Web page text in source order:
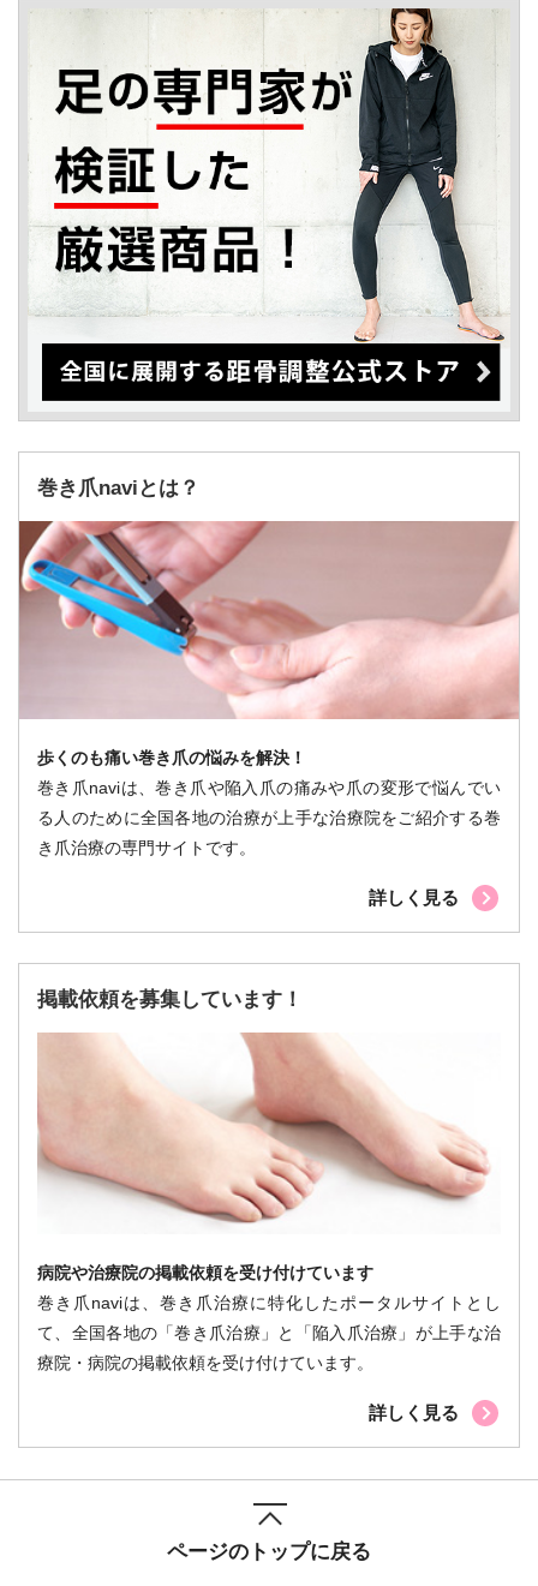
巻き爪naviとは？
歩くのも痛い巻き爪の悩みを解決！
巻き爪naviは、巻き爪や陥入爪の痛みや爪の変形で悩んでい
る人のために全国各地の治療が上手な治療院をご紹介する巻
き爪治療の専門サイトです。
詳しく見る
掲載依頼を募集しています！
病院や治療院の掲載依頼を受け付けています
巻き爪naviは、巻き爪治療に特化したポータルサイトとし
て、全国各地の「巻き爪治療」と「陥入爪治療」が上手な治
療院・病院の掲載依頼を受け付けています。
詳しく見る
ページのトップに戻る